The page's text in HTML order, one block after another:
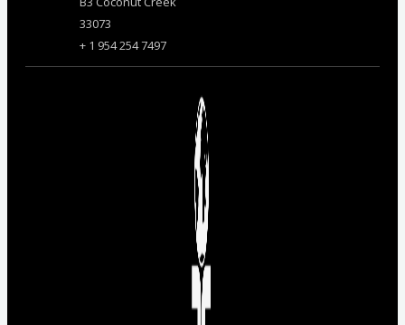
33073
+ 1 954 254 7497